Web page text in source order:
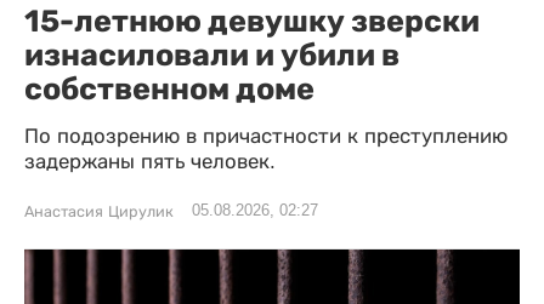
15-летнюю девушку зверски
изнасиловали и убили в
собственном доме
По подозрению в причастности к преступлению
задержаны пять человек.
Анастасия Цирулик 05.08.2026, 02:27